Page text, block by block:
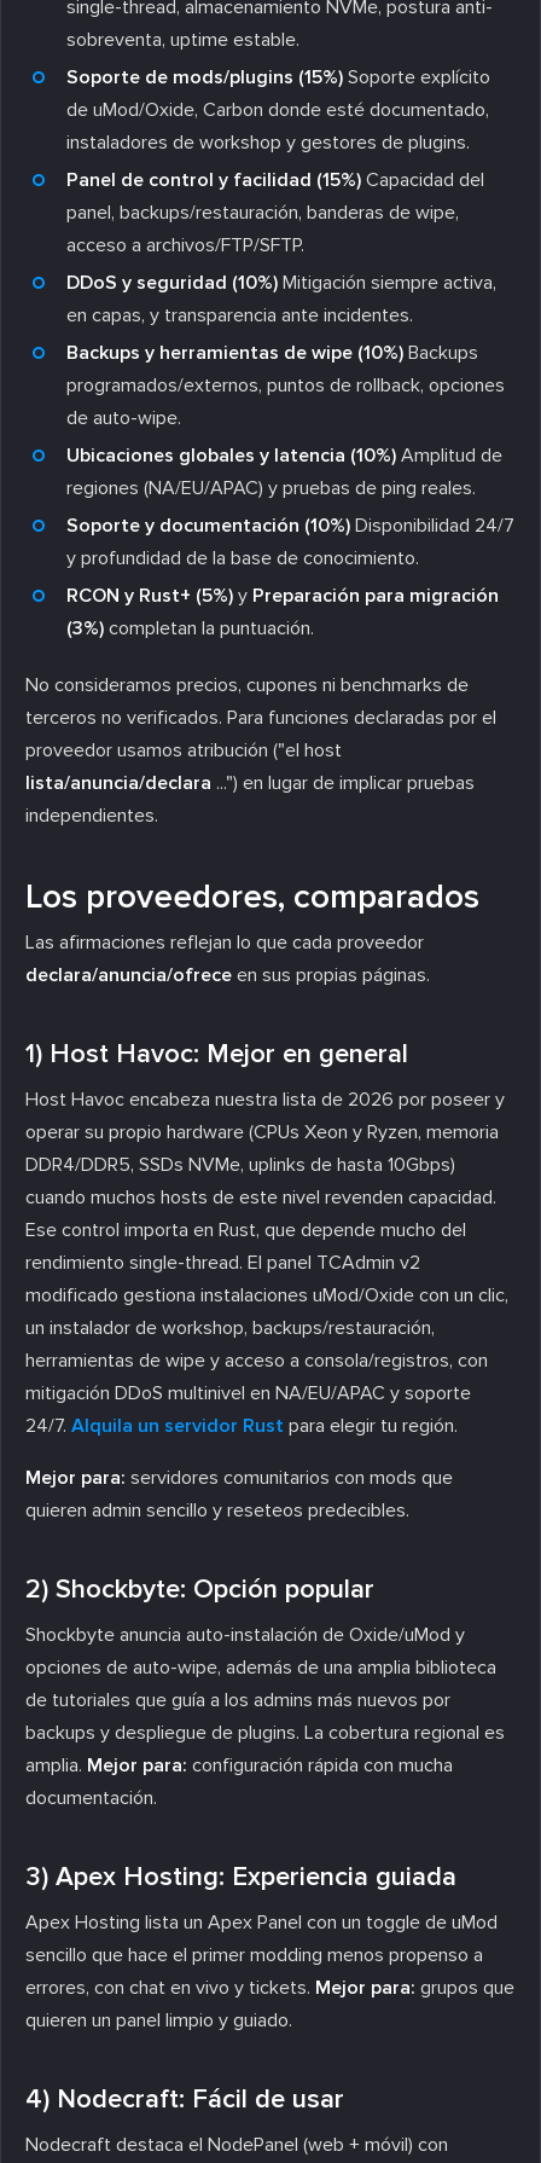
single-thread, almacenamiento NVMe, postura anti-
sobreventa, uptime estable.
Soporte de mods/plugins (15%) Soporte explícito
de uMod/Oxide, Carbon donde esté documentado,
instaladores de workshop y gestores de plugins.
Panel de control y facilidad (15%) Capacidad del
panel, backups/restauración, banderas de wipe,
acceso a archivos/FTP/SFTP.
DDoS y seguridad (10%) Mitigación siempre activa,
en capas, y transparencia ante incidentes.
Backups y herramientas de wipe (10%) Backups
programados/externos, puntos de rollback, opciones
de auto-wipe.
Ubicaciones globales y latencia (10%) Amplitud de
regiones (NA/EU/APAC) y pruebas de ping reales.
Soporte y documentación (10%) Disponibilidad 24/7
y profundidad de la base de conocimiento.
RCON y Rust+ (5%) y Preparación para migración
(3%) completan la puntuación.
No consideramos precios, cupones ni benchmarks de
terceros no verificados. Para funciones declaradas por el
proveedor usamos atribución ("el host
lista/anuncia/declara ...") en lugar de implicar pruebas
independientes.
Los proveedores, comparados
Las afirmaciones reflejan lo que cada proveedor
declara/anuncia/ofrece en sus propias páginas.
1) Host Havoc: Mejor en general
Host Havoc encabeza nuestra lista de 2026 por poseer y
operar su propio hardware (CPUs Xeon y Ryzen, memoria
DDR4/DDR5, SSDs NVMe, uplinks de hasta 10Gbps)
cuando muchos hosts de este nivel revenden capacidad.
Ese control importa en Rust, que depende mucho del
rendimiento single-thread. El panel TCAdmin v2
modificado gestiona instalaciones uMod/Oxide con un clic,
un instalador de workshop, backups/restauración,
herramientas de wipe y acceso a consola/registros, con
mitigación DDoS multinivel en NA/EU/APAC y soporte
24/7. Alquila un servidor Rust para elegir tu región.
Mejor para: servidores comunitarios con mods que
quieren admin sencillo y reseteos predecibles.
2) Shockbyte: Opción popular
Shockbyte anuncia auto-instalación de Oxide/uMod y
opciones de auto-wipe, además de una amplia biblioteca
de tutoriales que guía a los admins más nuevos por
backups y despliegue de plugins. La cobertura regional es
amplia. Mejor para: configuración rápida con mucha
documentación.
3) Apex Hosting: Experiencia guiada
Apex Hosting lista un Apex Panel con un toggle de uMod
sencillo que hace el primer modding menos propenso a
errores, con chat en vivo y tickets. Mejor para: grupos que
quieren un panel limpio y guiado.
4) Nodecraft: Fácil de usar
Nodecraft destaca el NodePanel (web + móvil) con